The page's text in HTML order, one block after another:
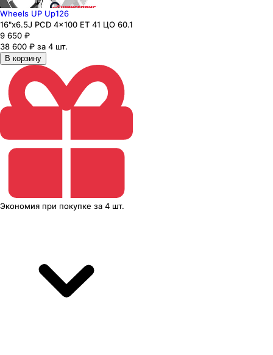
Wheels UP Up126
16"x6.5J PCD 4x100 ЕТ 41 ЦО 60.1
9 650 ₽
38 600 ₽ за 4 шт.
В корзину
Экономия при покупке за 4 шт.